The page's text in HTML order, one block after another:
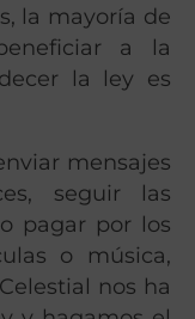
la mayoría de
a la
la ley es
mensajes
seguir las
pagar por los
o música,
nos ha